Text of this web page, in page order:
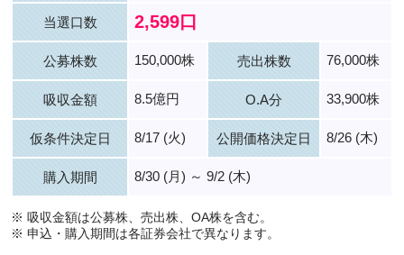
当選口数 2,599口
公募株数 150,000株 売出株数 76,000株
吸収金額 8.5億円 O.A分 33,900株
仮条件決定日 8/17 (火) 公開価格決定日 8/26 (木)
購入期間 8/30 (月) ～ 9/2 (木)
※ 吸収金額は公募株、売出株、OA株を含む。
※ 申込・購入期間は各証券会社で異なります。